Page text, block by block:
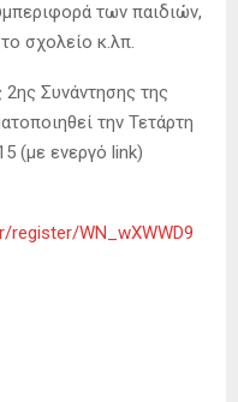
των παιδιών,
σχολείο κ.λπ.
2ης Συνάντησης της
την Τετάρτη
(με ενεργό link)
WN_wXWWD9